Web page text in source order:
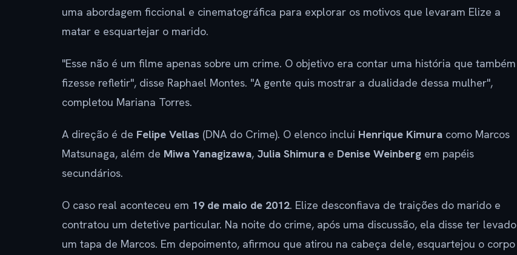
uma abordagem ficcional e cinematográfica para explorar os motivos que levaram Elize a
matar e esquartejar o marido.
"Esse não é um filme apenas sobre um crime. O objetivo era contar uma história que também
fizesse refletir", disse Raphael Montes. "A gente quis mostrar a dualidade dessa mulher",
completou Mariana Torres.
A direção é de Felipe Vellas (DNA do Crime). O elenco inclui Henrique Kimura como Marcos
Matsunaga, além de Miwa Yanagizawa, Julia Shimura e Denise Weinberg em papéis
secundários.
O caso real aconteceu em 19 de maio de 2012. Elize desconfiava de traições do marido e
contratou um detetive particular. Na noite do crime, após uma discussão, ela disse ter levado
um tapa de Marcos. Em depoimento, afirmou que atirou na cabeça dele, esquartejou o corpo